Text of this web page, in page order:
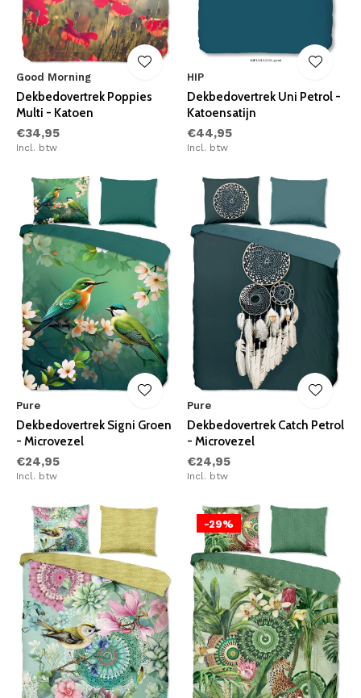
Good Morning
Dekbedovertrek Poppies
Multi - Katoen
€34,95
Incl. btw
HIP
Dekbedovertrek Uni Petrol -
Katoensatijn
€44,95
Incl. btw
Pure
Dekbedovertrek Signi Groen
- Microvezel
€24,95
Incl. btw
Pure
Dekbedovertrek Catch Petrol
- Microvezel
€24,95
Incl. btw
-29%